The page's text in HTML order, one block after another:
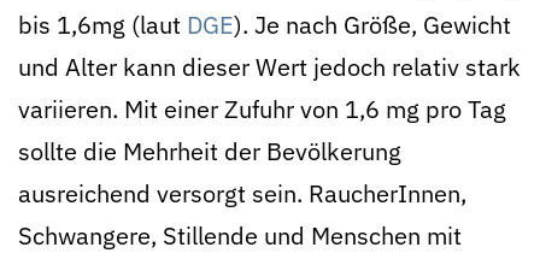
bis 1,6mg (laut DGE). Je nach Größe, Gewicht
und Alter kann dieser Wert jedoch relativ stark
variieren. Mit einer Zufuhr von 1,6 mg pro Tag
sollte die Mehrheit der Bevölkerung
ausreichend versorgt sein. RaucherInnen,
Schwangere, Stillende und Menschen mit